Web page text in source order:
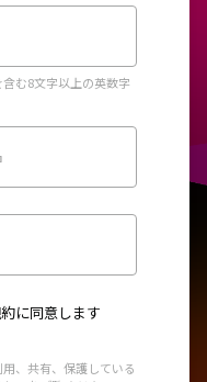
む8文字以上の英数字
に同意します
、共有、保護している